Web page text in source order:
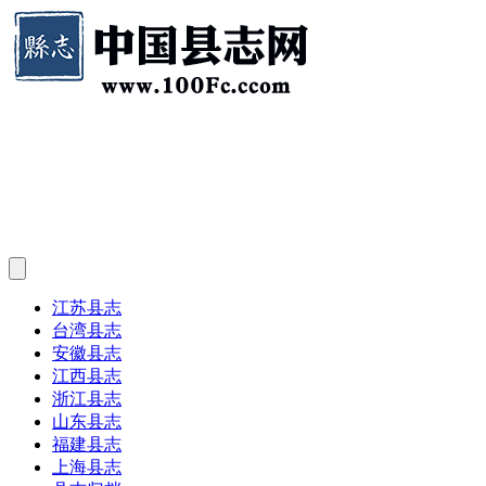
江苏县志
台湾县志
安徽县志
江西县志
浙江县志
山东县志
福建县志
上海县志